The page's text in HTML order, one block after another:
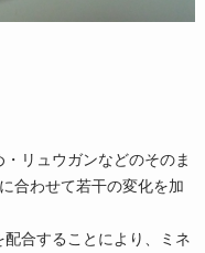
リュウガンなどのそのま
合わせて若干の変化を加
合することにより、ミネ